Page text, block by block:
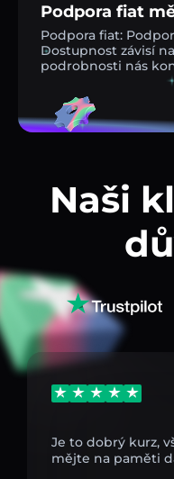
Podpora fiat
Podpora fiat:
Dostupnost závisí
podrobnosti nás
Naši
Je to dobrý kurz,
mějte na paměti